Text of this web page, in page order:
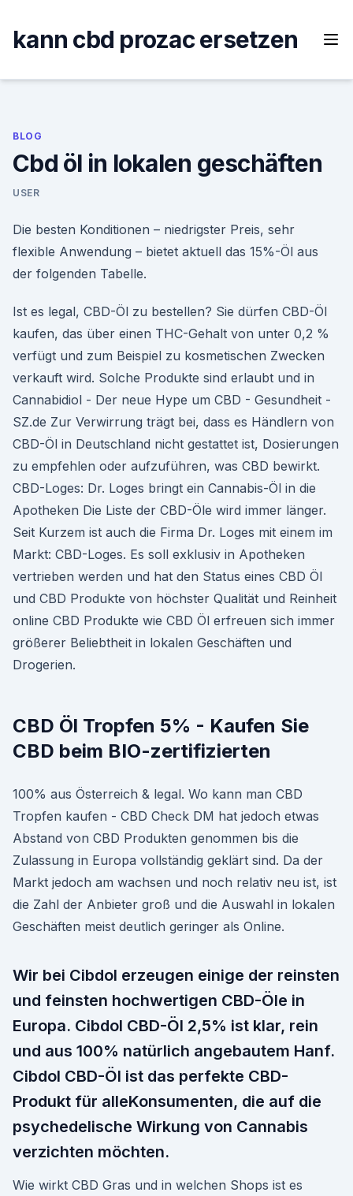
content
kann cbd prozac ersetzen
BLOG
Cbd öl in lokalen geschäften
USER
Die besten Konditionen – niedrigster Preis, sehr
flexible Anwendung – bietet aktuell das 15%-Öl aus
der folgenden Tabelle.
Ist es legal, CBD-Öl zu bestellen? Sie dürfen CBD-Öl
kaufen, das über einen THC-Gehalt von unter 0,2 %
verfügt und zum Beispiel zu kosmetischen Zwecken
verkauft wird. Solche Produkte sind erlaubt und in
Cannabidiol - Der neue Hype um CBD - Gesundheit -
SZ.de Zur Verwirrung trägt bei, dass es Händlern von
CBD-Öl in Deutschland nicht gestattet ist, Dosierungen
zu empfehlen oder aufzuführen, was CBD bewirkt.
CBD-Loges: Dr. Loges bringt ein Cannabis-Öl in die
Apotheken Die Liste der CBD-Öle wird immer länger.
Seit Kurzem ist auch die Firma Dr. Loges mit einem im
Markt: CBD-Loges. Es soll exklusiv in Apotheken
vertrieben werden und hat den Status eines CBD Öl
und CBD Produkte von höchster Qualität und Reinheit
online CBD Produkte wie CBD Öl erfreuen sich immer
größerer Beliebtheit in lokalen Geschäften und
Drogerien.
CBD Öl Tropfen 5% - Kaufen Sie
CBD beim BIO-zertifizierten
100% aus Österreich & legal. Wo kann man CBD
Tropfen kaufen - CBD Check DM hat jedoch etwas
Abstand von CBD Produkten genommen bis die
Zulassung in Europa vollständig geklärt sind. Da der
Markt jedoch am wachsen und noch relativ neu ist, ist
die Zahl der Anbieter groß und die Auswahl in lokalen
Geschäften meist deutlich geringer als Online.
Wir bei Cibdol erzeugen einige der reinsten
und feinsten hochwertigen CBD-Öle in
Europa. Cibdol CBD-Öl 2,5% ist klar, rein
und aus 100% natürlich angebautem Hanf.
Cibdol CBD-Öl ist das perfekte CBD-
Produkt für alleKonsumenten, die auf die
psychedelische Wirkung von Cannabis
verzichten möchten.
Wie wirkt CBD Gras und in welchen Shops ist es